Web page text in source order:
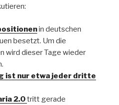
in deutschen
besetzt. Um die
wird dieser Tage wieder
ist nur etwa jeder dritte
2.0tritt gerade